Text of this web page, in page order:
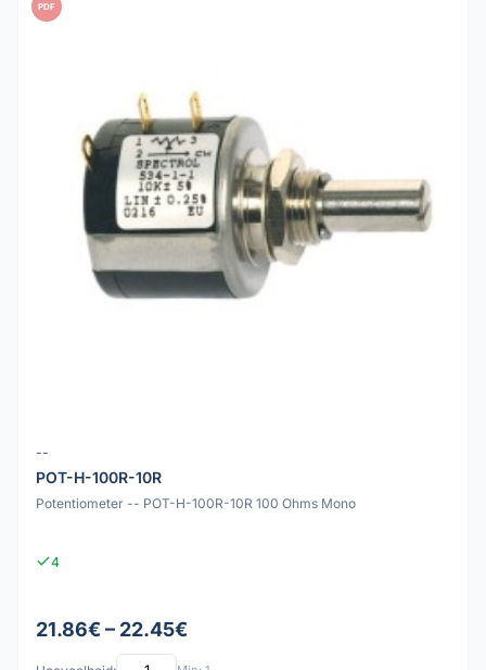
PDF
--
POT-H-100R-10R
Potentiometer -- POT-H-100R-10R 100 Ohms Mono
4
21.86€ – 22.45€